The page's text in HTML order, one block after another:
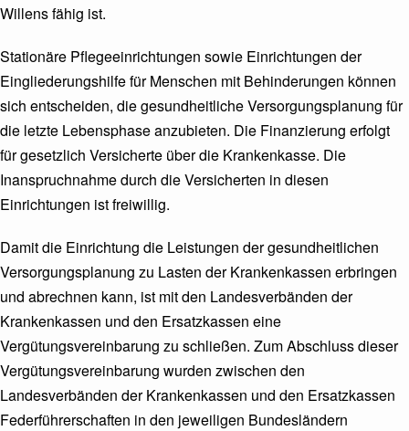
Willens fähig ist.
Stationäre Pflegeeinrichtungen sowie Einrichtungen der
Eingliederungshilfe für Menschen mit Behinderungen können
sich entscheiden, die gesundheitliche Versorgungsplanung für
die letzte Lebensphase anzubieten. Die Finanzierung erfolgt
für gesetzlich Versicherte über die Krankenkasse. Die
Inanspruchnahme durch die Versicherten in diesen
Einrichtungen ist freiwillig.
Damit die Einrichtung die Leistungen der gesundheitlichen
Versorgungsplanung zu Lasten der Krankenkassen erbringen
und abrechnen kann, ist mit den Landesverbänden der
Krankenkassen und den Ersatzkassen eine
Vergütungsvereinbarung zu schließen. Zum Abschluss dieser
Vergütungsvereinbarung wurden zwischen den
Landesverbänden der Krankenkassen und den Ersatzkassen
Federführerschaften in den jeweiligen Bundesländern